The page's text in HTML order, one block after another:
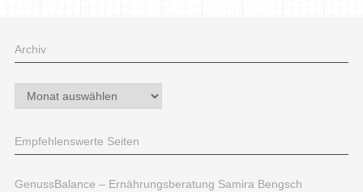
Archiv
Archiv
Empfehlenswerte Seiten
GenussBalance – Ernährungsberatung Samira Bengsch